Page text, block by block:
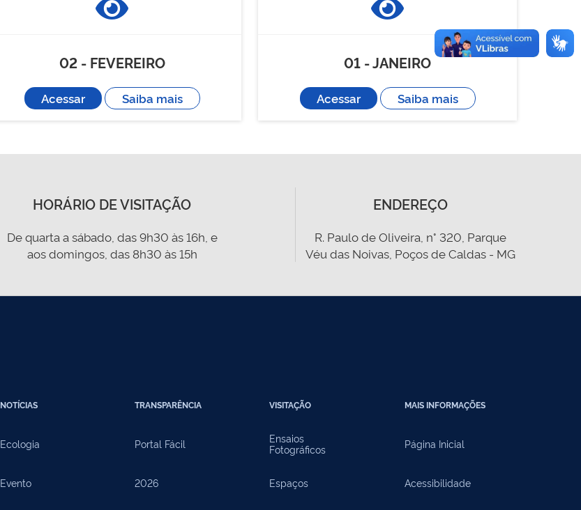
02 - FEVEREIRO
Acessar Saiba mais
01 - JANEIRO
Acessar Saiba mais
HORÁRIO DE VISITAÇÃO
De quarta a sábado, das 9h30 às 16h, e
aos domingos, das 8h30 às 15h
ENDEREÇO
R. Paulo de Oliveira, n° 320, Parque
Véu das Noivas, Poços de Caldas - MG
NOTÍCIAS
Ecologia
Evento
TRANSPARÊNCIA
Portal Fácil
2026
VISITAÇÃO
Ensaios
Fotográficos
Espaços
MAIS INFORMAÇÕES
Página Inicial
Acessibilidade